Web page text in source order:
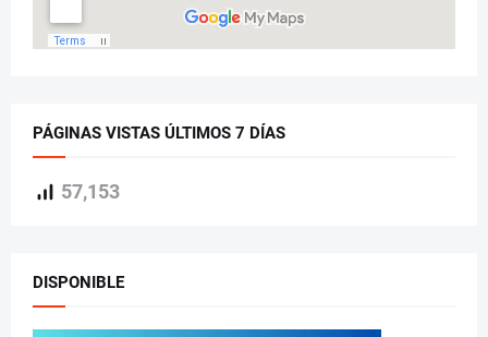
PÁGINAS VISTAS ÚLTIMOS 7 DÍAS
57,153
DISPONIBLE